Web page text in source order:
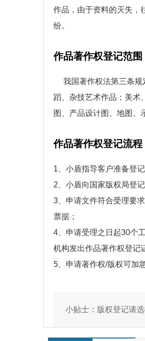
作品，由于资料的灭失，
纷。
作品著作权登记范围
我国著作权法第三条
蹈、杂技艺术作品；美术
图、产品设计图、地图、
作品著作权登记流程
1、小盾指导客户准备登
2、小盾向国家版权局登
3、申请文件符合受理要
票据；
4、申请受理之日起30个
机构发出作品著作权登记
5、申请著作权/版权可加
小贴士：版权登记请